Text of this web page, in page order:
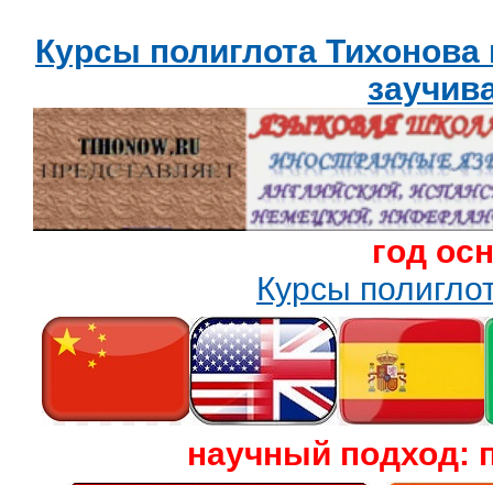
Курсы полиглота
год
Курсы
научный подход: